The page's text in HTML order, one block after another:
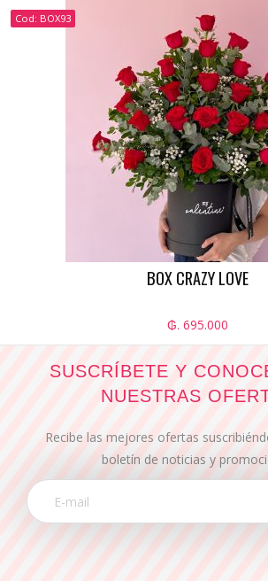
Cod: BOX93
BOX CRAZY LOVE
₲. 695.000
SUSCRÍBETE Y
NUESTRAS
Recibe las mejores ofertas
boletín de noticias y